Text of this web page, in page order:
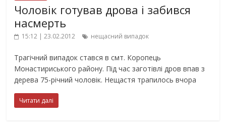
Чоловік готував дрова і забився
насмерть
15:12 | 23.02.2012 нещасний випадок
Трагічний випадок стався в смт. Коропець
Монастириського району. Під час заготівлі дров впав з
дерева 75-річний чоловік. Нещастя трапилось вчора
Читати далі